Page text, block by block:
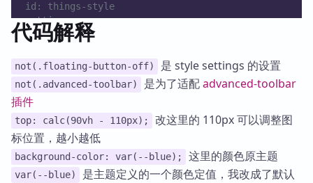
id: things-style
settings:
    -
description: Revert placement of edit/
        id: floating-button-off
        type: class-toggle
        default: false
代码解释
not(.floating-button-off) 是 style settings 的设置
not(.advanced-toolbar) 是为了适配advanced-toolbar
插件
top: calc(90vh - 110px);
改这里的 110px 可以调整图
标位置，越小越低
background-color: var(--blue); 这里的颜色原主题
var(--blue)
是主题定义的一个颜色定值，我改成了默认